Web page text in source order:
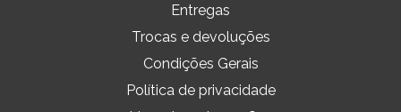
Entregas
Trocas e devoluções
Condições Gerais
Política de privacidade